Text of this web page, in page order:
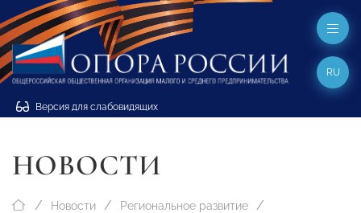
Версия для слабовидящих
RU
НОВОСТИ
Новости Региональное развитие